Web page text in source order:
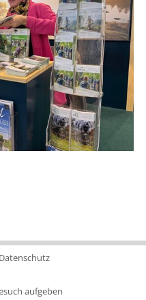
Datenschutz
aufgeben